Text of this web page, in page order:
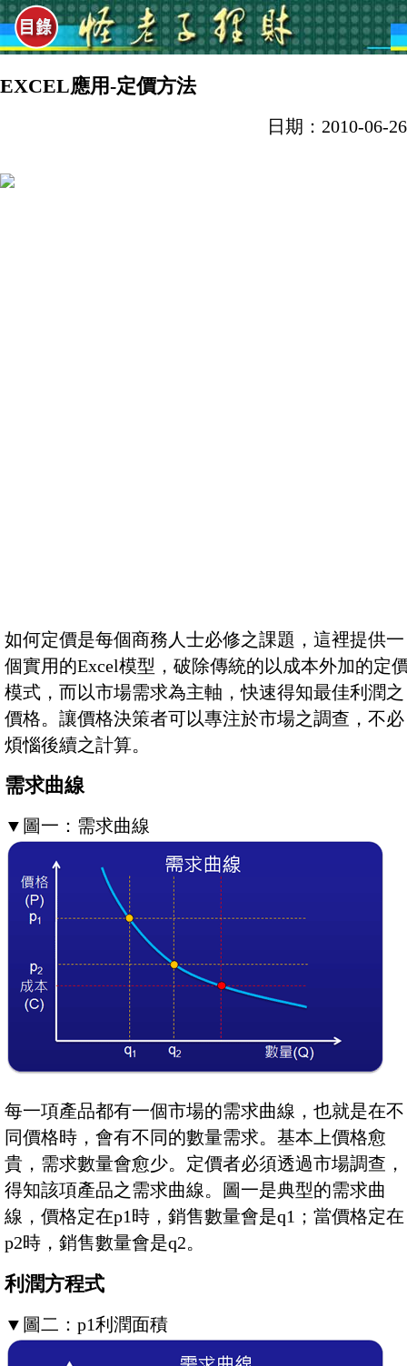
EXCEL應用-定價方法
日期：2010-06-26
如何定價是每個商務人士必修之課題，這裡提供一
個實用的Excel模型，破除傳統的以成本外加的定
模式，而以市場需求為主軸，快速得知最佳利潤之
價格。讓價格決策者可以專注於市場之調查，不必
煩惱後續之計算。
需求曲線
▼ 圖一：需求曲線
每一項產品都有一個市場的需求曲線，也就是在不
同價格時，會有不同的數量需求。基本上價格愈
貴，需求數量會愈少。定價者必須透過市場調查，
得知該項產品之需求曲線。圖一是典型的需求曲
線，價格定在p1時，銷售數量會是q1；當價格定在
p2時，銷售數量會是q2。
利潤方程式
▼ 圖二：p1利潤面積